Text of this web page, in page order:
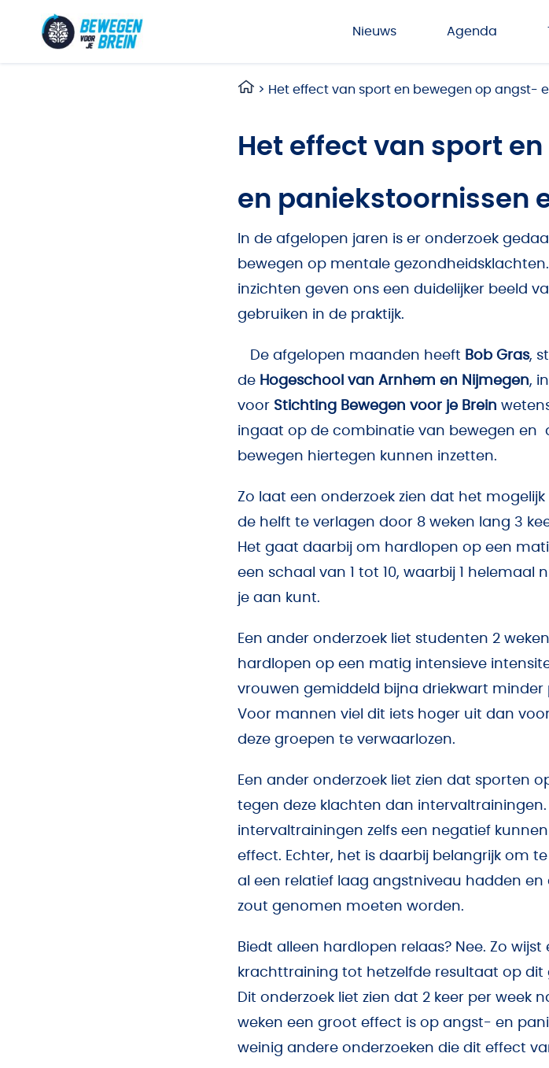
Nieuws
Agenda
> Het effect van sport en bewegen op angst-
Het effect van sport
en paniekstoornissen
In de afgelopen jaren is er onderzoek
bewegen op mentale
inzichten geven ons een duidelijker beeld
gebruiken in de praktijk.
De afgelopen maanden heeft Bob Gras,
de Hogeschool van Arnhem en Nijmegen,
voor Stichting Bewegen voor je Brein
ingaat op de combinatie van bewegen en
bewegen hiertegen kunnen inzetten.
Zo laat een onderzoek zien dat het
de helft te verlagen door 8 weken lang 3
Het gaat daarbij om hardlopen op een
een schaal van 1 tot 10, waarbij 1 helemaal
je aan kunt.
Een ander onderzoek liet studenten 2
hardlopen op een matig intensieve
vrouwen gemiddeld bijna driekwart
Voor mannen viel dit iets hoger uit dan
deze groepen te verwaarlozen.
Een ander onderzoek liet zien dat sporten
tegen deze klachten dan
intervaltrainingen zelfs een negatief
effect. Echter, het is daarbij belangrijk om
al een relatief laag angstniveau hadden
zout genomen moeten worden.
Biedt alleen hardlopen relaas? Nee. Zo
krachttraining tot hetzelfde resultaat op dit
Dit onderzoek liet zien dat 2 keer per week
weken een groot effect is op angst- en
weinig andere onderzoeken die dit effect